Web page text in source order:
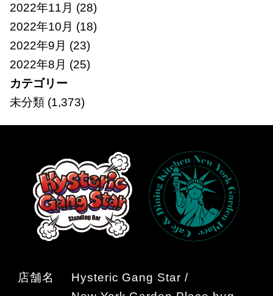
2022年11月 (28)
2022年10月 (18)
2022年9月 (23)
2022年8月 (25)
カテゴリー
未分類(1,373)
店舗名
Hysteric Gang Star /